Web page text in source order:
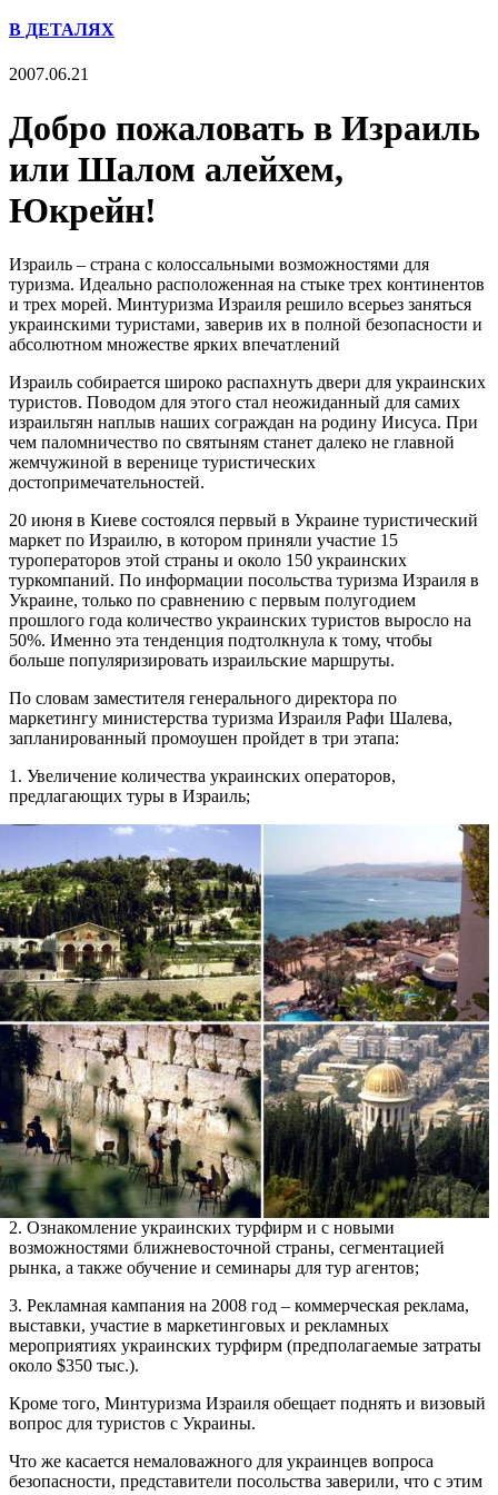
В ДЕТАЛЯХ
2007.06.21
Добро пожаловать в Израиль
или Шалом алейхем,
Юкрейн!
Израиль – страна с колоссальными возможностями для
туризма. Идеально расположенная на стыке трех континентов
и трех морей. Минтуризма Израиля решило всерьез заняться
украинскими туристами, заверив их в полной безопасности и
абсолютном множестве ярких впечатлений
Израиль собирается широко распахнуть двери для украинских
туристов. Поводом для этого стал неожиданный для самих
израильтян наплыв наших сограждан на родину Иисуса. При
чем паломничество по святыням станет далеко не главной
жемчужиной в веренице туристических
достопримечательностей.
20 июня в Киеве состоялся первый в Украине туристический
маркет по Израилю, в котором приняли участие 15
туроператоров этой страны и около 150 украинских
туркомпаний. По информации посольства туризма Израиля в
Украине, только по сравнению с первым полугодием
прошлого года количество украинских туристов выросло на
50%. Именно эта тенденция подтолкнула к тому, чтобы
больше популяризировать израильские маршруты.
По словам заместителя генерального директора по
маркетингу министерства туризма Израиля Рафи Шалева,
запланированный промоушен пройдет в три этапа:
1. Увеличение количества украинских операторов,
предлагающих туры в Израиль;
2. Ознакомление украинских турфирм и с новыми
возможностями ближневосточной страны, сегментацией
рынка, а также обучение и семинары для тур агентов;
3. Рекламная кампания на 2008 год – коммерческая реклама,
выставки, участие в маркетинговых и рекламных
мероприятиях украинских турфирм (предполагаемые затраты
около $350 тыс.).
Кроме того, Минтуризма Израиля обещает поднять и визовый
вопрос для туристов с Украины.
Что же касается немаловажного для украинцев вопроса
безопасности, представители посольства заверили, что с этим